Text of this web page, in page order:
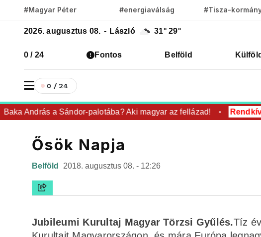
#Magyar Péter #energiaválság #Tisza-
2026. augusztus 08. - László 31° 29°
0 / 24 Fontos Belföld Külföld
0 / 24
András a Sándor-palotába? Aki magyar az fellázad!
Ősök Napja
Belföld 2018. augusztus 08. - 12:26
Jubileumi Kurultaj Magyar Törzsi Gyűlés.Tíz